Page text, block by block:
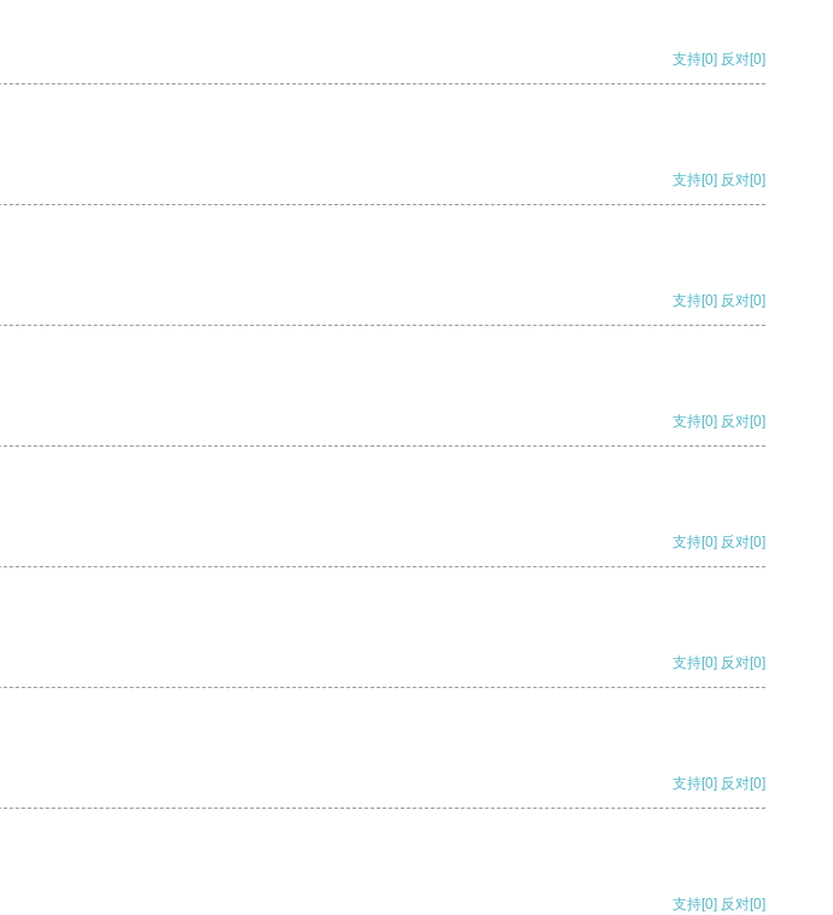
支持[0] 反对[0]
支持[0] 反对[0]
支持[0] 反对[0]
支持[0] 反对[0]
支持[0] 反对[0]
支持[0] 反对[0]
支持[0] 反对[0]
支持[0] 反对[0]